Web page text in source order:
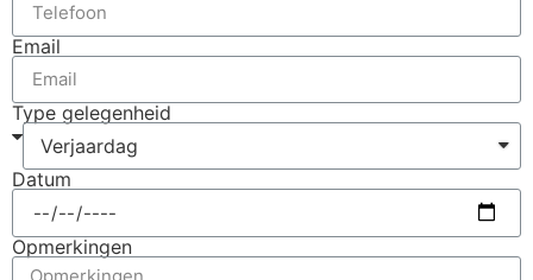
Email
Type gelegenheid
Datum
Opmerkingen